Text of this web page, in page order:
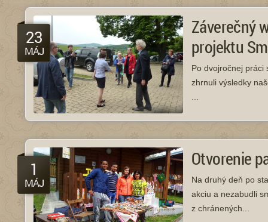
23
MÁJ
Záverečný
projektu
Po dvojročnej práci
zhrnuli výsledky
1
MÁJ
Otvorenie
Na druhý deň po
akciu a nezabudli
z chránených...